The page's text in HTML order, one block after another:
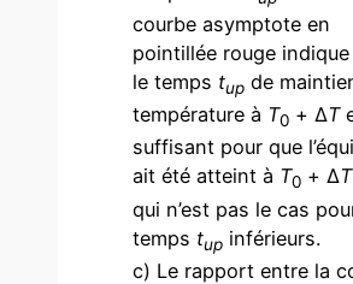
courbe asymptote en
pointillée rouge
le temps tup de
température à T0 + ΔT
suffisant pour que
ait été atteint à T0 + ΔT
qui n’est pas le cas
temps tup inférieurs.
c) Le rapport entre la